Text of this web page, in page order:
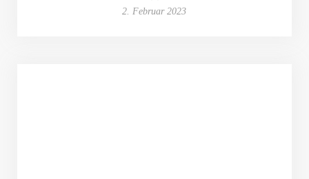
2. Februar 2023